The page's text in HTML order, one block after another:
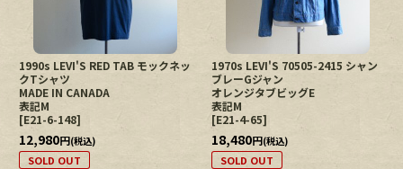
1990s LEVI'S RED TAB モックネッ
クTシャツ
MADE IN CANADA
表記M
[E21-6-148]
12,980円(税込)
SOLD OUT
1970s LEVI'S 70505-2415 シャン
ブレーGジャン
オレンジタブビッグE
表記M
[E21-4-65]
18,480円(税込)
SOLD OUT